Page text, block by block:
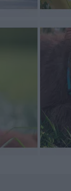
ma dość
lubić długie
stwarza mniej
Znudzony i
jeśli
Lepszym
Uwielbia
jednak na
być